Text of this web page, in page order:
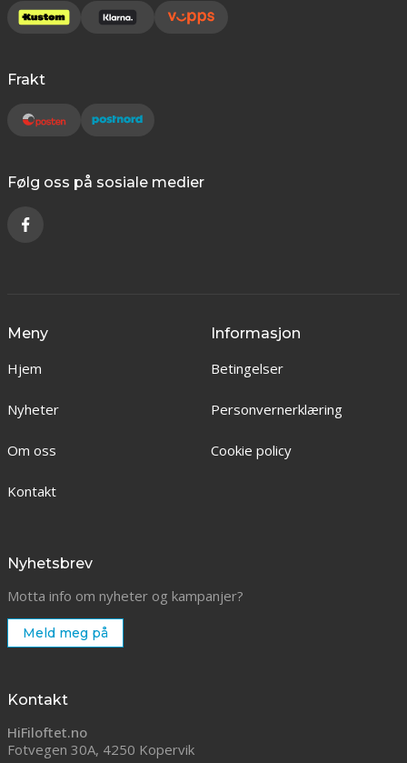
Frakt
Følg oss på sosiale medier
Meny
Hjem
Nyheter
Om oss
Kontakt
Informasjon
Betingelser
Personvernerklæring
Cookie policy
Nyhetsbrev
Motta info om nyheter og kampanjer?
Meld meg på
Kontakt
HiFiloftet.no
Fotvegen 30A, 4250 Kopervik